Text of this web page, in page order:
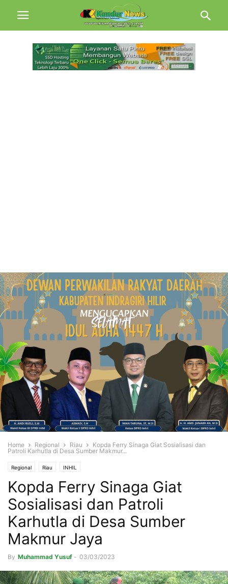
Home Regional Riau
Kopda Ferry Sinaga Giat Sosialisasi dan
Patroli Karhutla di Desa Sumber Makmur...
Regional Riau INHIL
Kopda Ferry Sinaga Giat
Sosialisasi dan Patroli
Karhutla di Desa Sumber
Makmur Jaya
By Muhammad Yusuf - 03/03/2023